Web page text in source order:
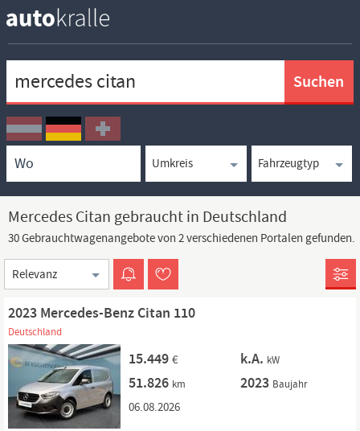
Ortssuche
Umkreissuche
Typsuche
Mercedes Citan gebraucht in Deutschland
30 Gebrauchtwagenangebote von 2 verschiedenen Portalen gefunden.
Sortierung
2023 Mercedes-Benz Citan 110
Deutschland
15.449 € k.A. kW
51.826 km 2023 Baujahr
06.08.2026